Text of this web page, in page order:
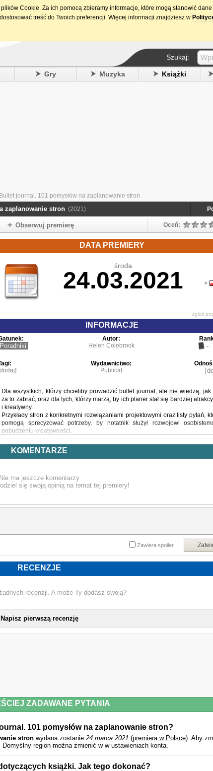
15. urodziny
Szukaj:
Gry Muzyka Książki
journal. 101 pomysłów na zaplanowanie stron
zaplanowanie stron (2021)
Obserwuj premierę Oceń:
DATA PREMIERY
środa
24.03.2021
zgłoś
INFORMACJE
Poradniki
Autor:
Helen Colebrook
-
Wydawnictwo:
Publicat
Dla wszystkich, którzy chcieliby prowadzić bullet journal, ale nie wiedzą, jak
za to zabrać, oraz dla tych, którzy marzą, by ich planer stał się bardziej
i kreatywny.
Przykłady stron z konkretnymi rozwiązaniami projektowymi oraz listy pytań,
pomogą sprecyzować potrzeby, by notatnik służył rozwojowi
pobudzeniu kreatywności.
"To jest książka, jaką chciałabym mieć, gdy zaczynałam moją przygodę z
journal".
KOMENTARZE
Nie ma jeszcze komentarzy
się swoją opinią na temat tej premiery!
Zawiera spoiler
RECENZJE
recenzji. A może Ty dodasz swoją?
Napisz pierwszą recenzję
ZADAWANE PYTANIA
101 pomysłów na zaplanowanie stron?
stron wydana zostanie 24 marca 2021 (premiera w Polsce). Aby
Domyślny region można zmienić w w ustawieniach konta.
książki. Jak tego dokonać?
NOWA KSIĄŻKA HELEN COLEBROOK -
Cookie. Za ich pomocą zbieramy informacje, które mogą stanowić
treść do Twoich preferencji. Więcej informacji znajdziesz w